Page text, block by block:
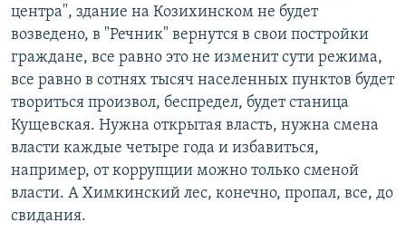
центра", здание на Козихинском не будет
возведено, в "Речник" вернутся в свои постройки
граждане, все равно это не изменит сути режима,
все равно в сотнях тысяч населенных пунктов будет
твориться произвол, беспредел, будет станица
Кущевская. Нужна открытая власть, нужна смена
власти каждые четыре года и избавиться,
например, от коррупции можно только сменой
власти. А Химкинский лес, конечно, пропал, все, до
свидания.